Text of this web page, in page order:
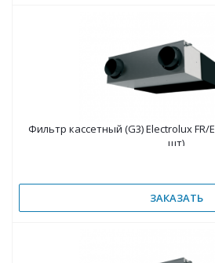
Фильтр кассетный (G3) Electrolux FR/
шт)
ЗАКАЗАТЬ